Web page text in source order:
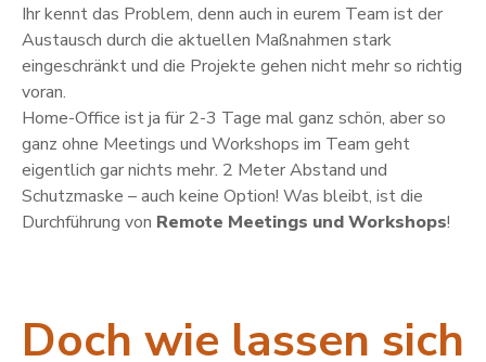
Ihr kennt das Problem, denn auch in eurem Team ist der
Austausch durch die aktuellen Maßnahmen stark
eingeschränkt und die Projekte gehen nicht mehr so richtig
voran.
Home-Office ist ja für 2-3 Tage mal ganz schön, aber so
ganz ohne Meetings und Workshops im Team geht
eigentlich gar nichts mehr. 2 Meter Abstand und
Schutzmaske – auch keine Option! Was bleibt, ist die
Durchführung von Remote Meetings und Workshops!
Doch wie lassen sich